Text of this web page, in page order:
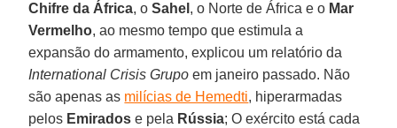
Chifre da África, oSahel , o Norte de África e o Mar
Vermelho, ao mesmo tempo que estimula a
expansão do armamento, explicou um relatório da
International Crisis Grupo em janeiro passado. Não
são apenas as milícias de Hemedti, hiperarmadas
pelos Emirados e pela Rússia; O exército está cada